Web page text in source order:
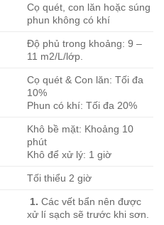
Cọ quét, con lăn hoặc súng
phun không có khí
Độ phủ trong khoảng: 9 –
11 m2/L/lớp.
Cọ quét & Con lăn: Tối đa
10%
Phun có khí: Tối đa 20%
Khô bề mặt: Khoảng 10
phút
Khô để xử lý: 1 giờ
Tối thiểu 2 giờ
1.Các vết bẩn nên được
xử lí sạch sẽ trước khi sơn.